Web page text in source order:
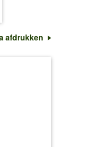
afdrukken